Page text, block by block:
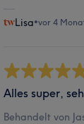
Lisa•vor 4
Alles super,
Behandelt von